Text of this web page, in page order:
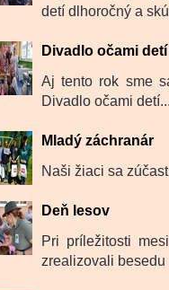
detí dlhoročný a
Divadlo očami detí
Aj tento rok sme
Divadlo očami
Mladý záchranár
Naši žiaci sa
Deň lesov
Pri príležitosti
zrealizovali